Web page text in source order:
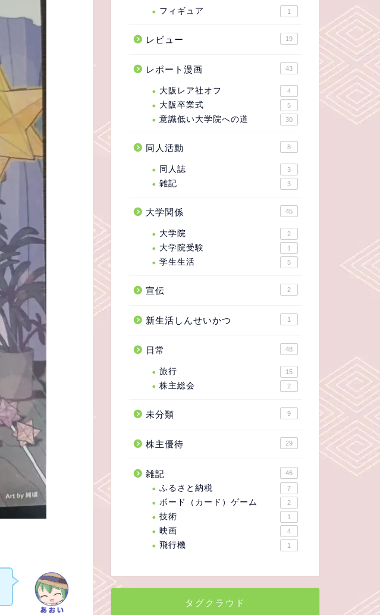
フィギュア 1
レビュー 19
レポート漫画 43
大阪レア社オフ 4
大阪卒業式 5
意識低い大学院への道 30
同人活動 8
同人誌 3
雑記 3
大学関係 45
大学院 2
大学院受験 1
学生生活 5
宣伝 2
新生活しんせいかつ 1
日常 48
旅行 15
株主総会 2
未分類 9
株主優待 29
雑記 46
ふるさと納税 7
ボード（カード）ゲーム 2
技術 1
映画 4
飛行機 1
タグクラウド